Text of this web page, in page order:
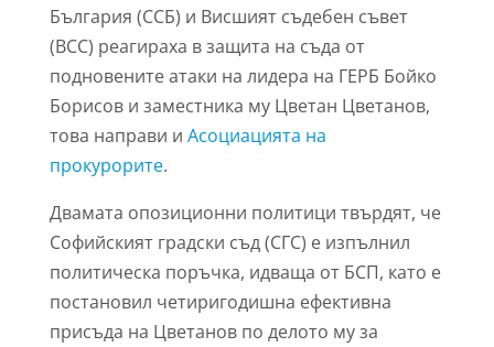
България (ССБ) и Висшият съдебен съвет
(ВСС) реагираха в защита на съда от
подновените атаки на лидера на ГЕРБ Бойко
Борисов и заместника му Цветан Цветанов,
това направи и Асоциацията на
прокурорите.
Двамата опозиционни политици твърдят, че
Софийският градски съд (СГС) е изпълнил
политическа поръчка, идваща от БСП, като е
постановил четиригодишна ефективна
присъда на Цветанов по делото му за